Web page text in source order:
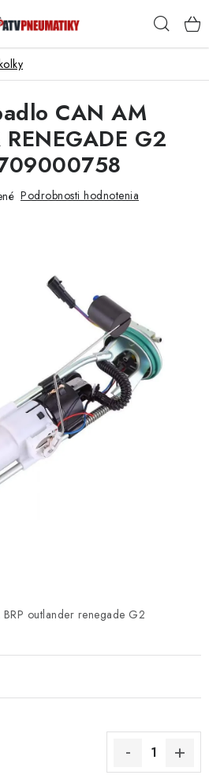
outlander renegade G2
CAN AM
G2
Podrobnosti hodnotenia